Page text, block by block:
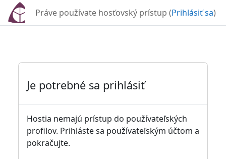
Preskočiť na hlavný obsah
Práve používate hosťovský prístup (Prihlásiť sa)
Je potrebné sa prihlásiť
Hostia nemajú prístup do používateľských
profilov. Prihláste sa používateľským účtom a
pokračujte.